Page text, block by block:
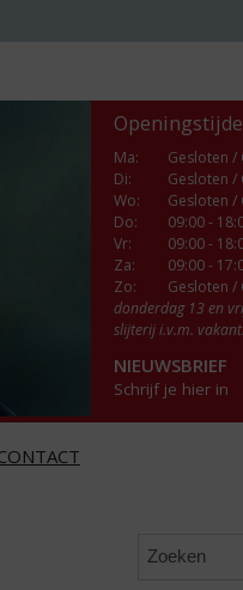
Ma:
Gesloten /
Di:
Gesloten /
Wo:
Gesloten /
Do:
09:00 -
Vr:
09:00 -
Za:
09:00 -
Zo:
Gesloten /
donderdag 13 en
slijterij i.v.m.
NIEUWSBRIEF
Schrijf je hier in